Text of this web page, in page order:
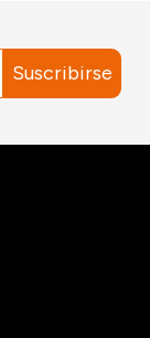
Suscribirse